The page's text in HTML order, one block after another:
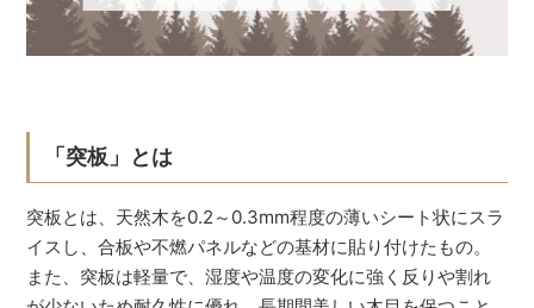
「突板」とは
突板とは、天然木を0.2～0.3mm程度の薄いシート状にスラ
イスし、合板や不燃パネルなどの基材に貼り付けたもの。
また、突板は軽量で、湿度や温度の変化に強く反りや割れ